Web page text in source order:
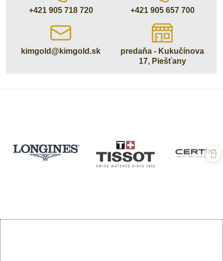
+421 905 718 720 +421 905 657 700
kimgold​@kimgold​.sk
predaňa - Kukučínova
17, Piešťany